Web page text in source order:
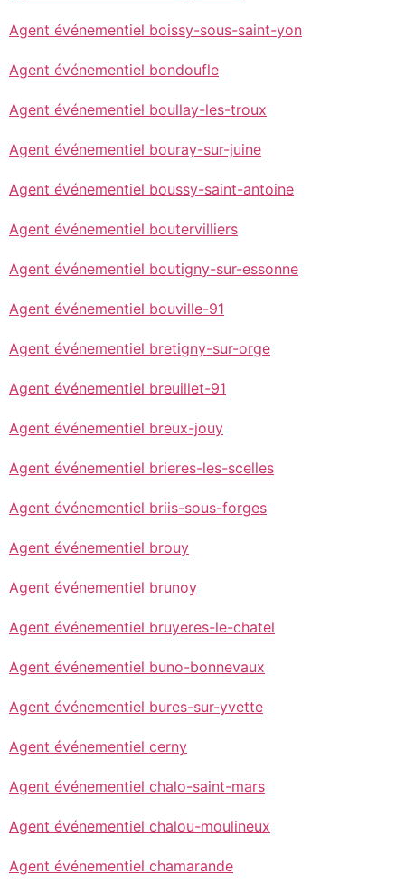
Agent événementiel boissy-sous-saint-yon
Agent événementiel bondoufle
Agent événementiel boullay-les-troux
Agent événementiel bouray-sur-juine
Agent événementiel boussy-saint-antoine
Agent événementiel boutervilliers
Agent événementiel boutigny-sur-essonne
Agent événementiel bouville-91
Agent événementiel bretigny-sur-orge
Agent événementiel breuillet-91
Agent événementiel breux-jouy
Agent événementiel brieres-les-scelles
Agent événementiel briis-sous-forges
Agent événementiel brouy
Agent événementiel brunoy
Agent événementiel bruyeres-le-chatel
Agent événementiel buno-bonnevaux
Agent événementiel bures-sur-yvette
Agent événementiel cerny
Agent événementiel chalo-saint-mars
Agent événementiel chalou-moulineux
Agent événementiel chamarande